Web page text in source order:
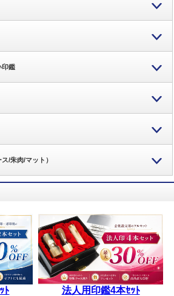
印鑑
/朱肉/マット）
ﾄ 法人用印鑑4本ｾｯﾄ